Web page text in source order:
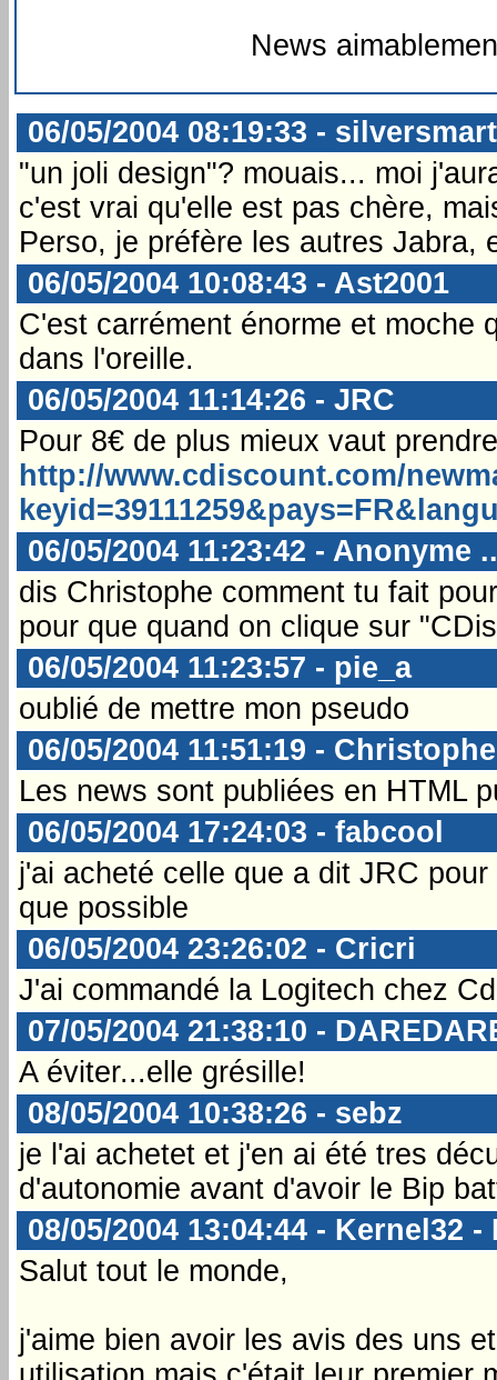
News
06/05/2004 08:19:33 -
"un joli design"? mouais... moi
c'est vrai qu'elle est pas chère,
Perso, je préfère les autres Jabra,
06/05/2004 10:08:43 - Ast2001
C'est carrément énorme et moche
dans l'oreille.
06/05/2004 11:14:26 - JRC
Pour 8€ de plus mieux vaut
http://www.cdiscount.com/
06/05/2004 11:23:42 - Anonyme
dis Christophe comment tu fait
pour que quand on clique sur
06/05/2004 11:23:57 - pie_a
oublié de mettre mon pseudo
06/05/2004 11:51:19 -
Les news sont publiées en HTML
06/05/2004 17:24:03 - fabcool
j'ai acheté celle que a dit JRC
que possible
06/05/2004 23:26:02 - Cricri
J'ai commandé la Logitech chez
07/05/2004 21:38:10 -
A éviter...elle grésille!
08/05/2004 10:38:26 - sebz
je l'ai achetet et j'en ai été tres
d'autonomie avant d'avoir le Bip
08/05/2004 13:04:44 - Kernel32
Salut tout le monde,
j'aime bien avoir les avis des uns